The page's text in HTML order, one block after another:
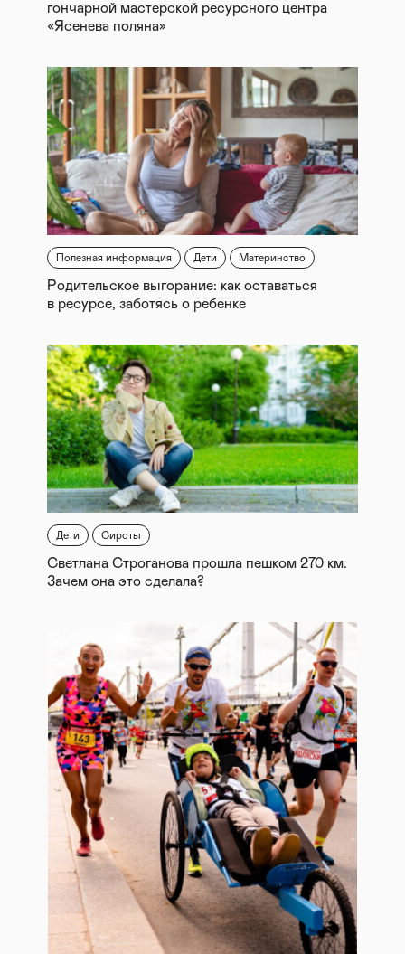
гончарной мастерской ресурсного центра
«Ясенева поляна»
Полезная информация Дети Материнство
Родительское выгорание: как оставаться
в ресурсе, заботясь о ребенке
Дети Сироты
Светлана Строганова прошла пешком 270 км.
Зачем она это сделала?